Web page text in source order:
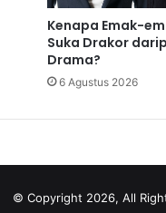
Kenapa Emak-
Suka Drakor
Drama?
6 Agustus 2026
© Copyright 2026, All